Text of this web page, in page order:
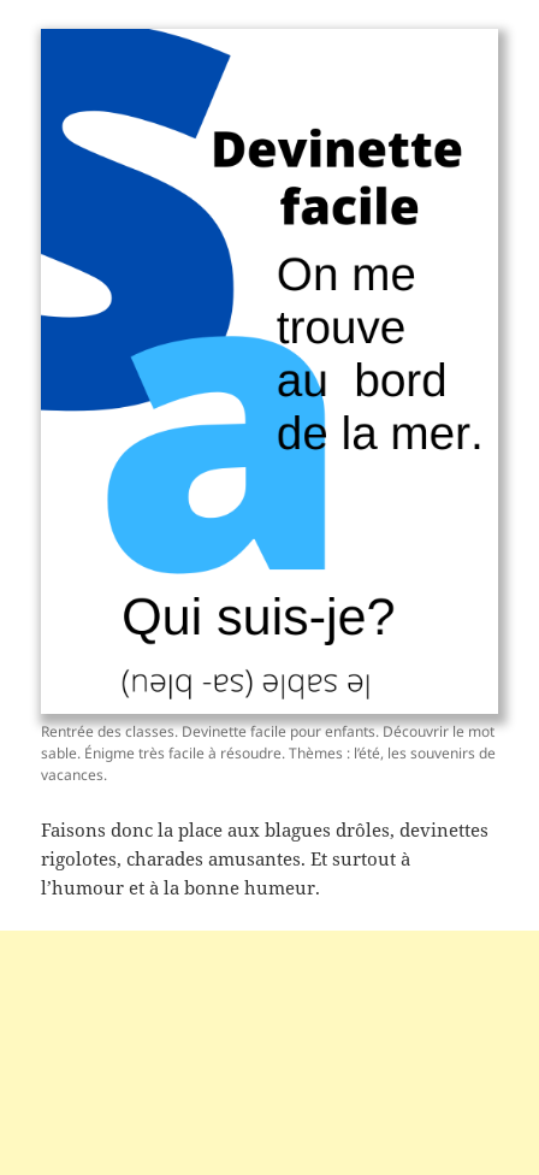
Rentrée des classes. Devinette facile pour enfants. Découvrir le mot
sable. Énigme très facile à résoudre. Thèmes : l’été, les souvenirs de
vacances.
Faisons donc la place aux blagues drôles, devinettes
rigolotes, charades amusantes. Et surtout à
l’humour et à la bonne humeur.